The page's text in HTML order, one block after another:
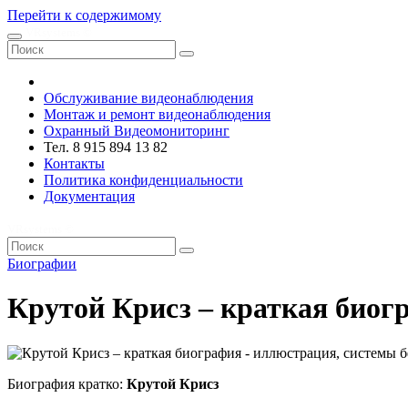
Перейти к содержимому
Обслуживание видеонаблюдения
Монтаж и ремонт видеонаблюдения
Охранный Видеомониторинг
Тел. 8 915 894 13 82
Контакты
Политика конфиденциальности
Документация
Биографии
Крутой Крисз – краткая
Биография кратко: Крутой Крисз